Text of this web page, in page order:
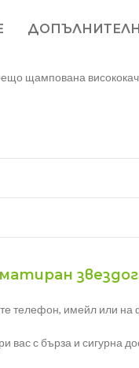
щампована
телефон, имейл или на
вас с бърза и сигурна